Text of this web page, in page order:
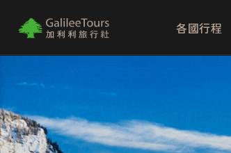
logo 各國行程